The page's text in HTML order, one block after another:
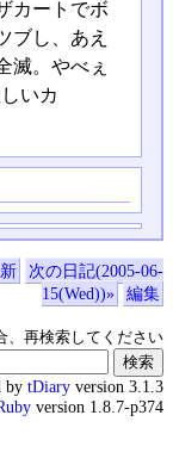
カートでボ
ブし、あえ
滅。やべぇ
いカ
次の日記(2005-06-
15(Wed))»
編集
、再検索してください
by tDiary version 3.1.3
version 1.8.7-p374